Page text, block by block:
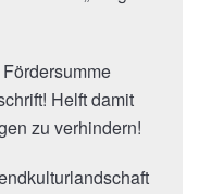
Helft damit
zu verhindern!